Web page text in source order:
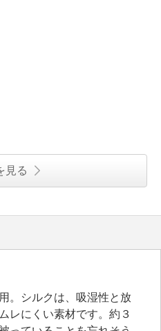
見る
。シルクは、吸湿性と放
レにくい素材です。約３